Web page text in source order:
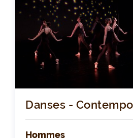
Danses -
Hommes